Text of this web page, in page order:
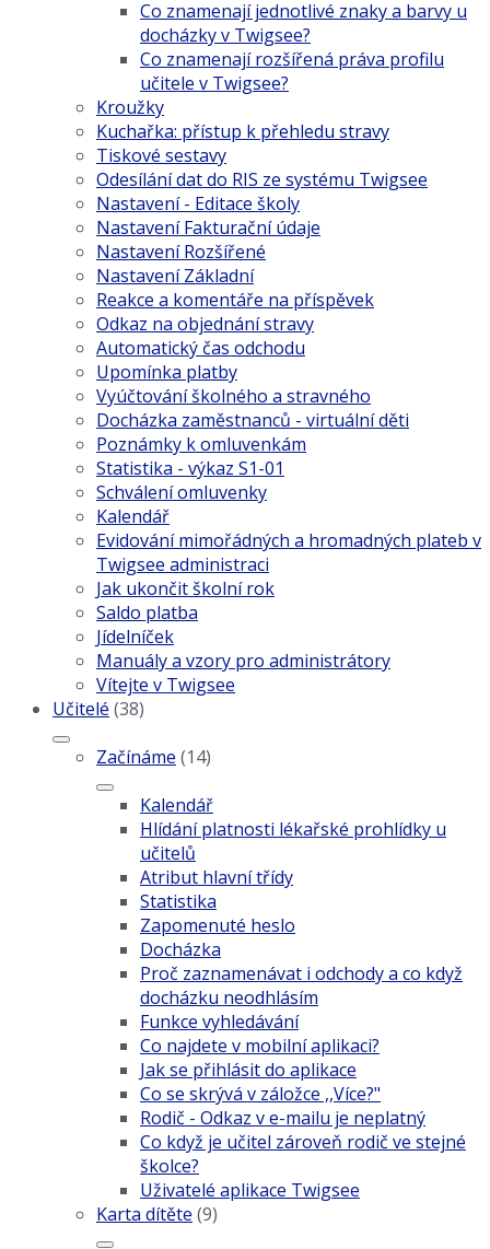
Co znamenají jednotlivé znaky a barvy u
docházky v Twigsee?
Co znamenají rozšířená práva profilu
učitele v Twigsee?
Kroužky
Kuchařka: přístup k přehledu stravy
Tiskové sestavy
Odesílání dat do RIS ze systému Twigsee
Nastavení - Editace školy
Nastavení Fakturační údaje
Nastavení Rozšířené
Nastavení Základní
Reakce a komentáře na příspěvek
Odkaz na objednání stravy
Automatický čas odchodu
Upomínka platby
Vyúčtování školného a stravného
Docházka zaměstnanců - virtuální děti
Poznámky k omluvenkám
Statistika - výkaz S1-01
Schválení omluvenky
Kalendář
Evidování mimořádných a hromadných plateb v
Twigsee administraci
Jak ukončit školní rok
Saldo platba
Jídelníček
Manuály a vzory pro administrátory
Vítejte v Twigsee
Učitelé (38)
Začínáme (14)
Kalendář
Hlídání platnosti lékařské prohlídky u
učitelů
Atribut hlavní třídy
Statistika
Zapomenuté heslo
Docházka
Proč zaznamenávat i odchody a co když
docházku neodhlásím
Funkce vyhledávání
Co najdete v mobilní aplikaci?
Jak se přihlásit do aplikace
Co se skrývá v záložce ,,Více?"
Rodič - Odkaz v e-mailu je neplatný
Co když je učitel zároveň rodič ve stejné
školce?
Uživatelé aplikace Twigsee
Karta dítěte (9)